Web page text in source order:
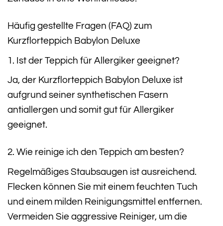
Häufig gestellte Fragen (FAQ) zum
Kurzflorteppich Babylon Deluxe
1. Ist der Teppich für Allergiker geeignet?
Ja, der Kurzflorteppich Babylon Deluxe ist
aufgrund seiner synthetischen Fasern
antiallergen und somit gut für Allergiker
geeignet.
2. Wie reinige ich den Teppich am besten?
Regelmäßiges Staubsaugen ist ausreichend.
Flecken können Sie mit einem feuchten Tuch
und einem milden Reinigungsmittel entfernen.
Vermeiden Sie aggressive Reiniger, um die